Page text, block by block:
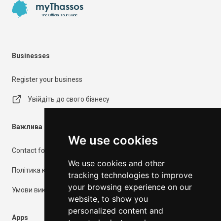
We use cookies
We use cookies and other
tracking technologies to improve
your browsing experience on our
website, to show you
personalized content and
myThassos
The Official Tour Guide
Businesses
Register your business
Увійдіть до свого бізнесу
Важлива інформація
Contact form
Політика конфіденційності
Умови використання
Apps